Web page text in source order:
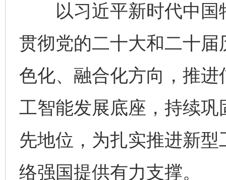
以习近平新时代中国
贯彻党的二十大和二十
色化、融合化方向，推
工智能发展底座，持续
先地位，为扎实推进新
络强国提供有力支撑。